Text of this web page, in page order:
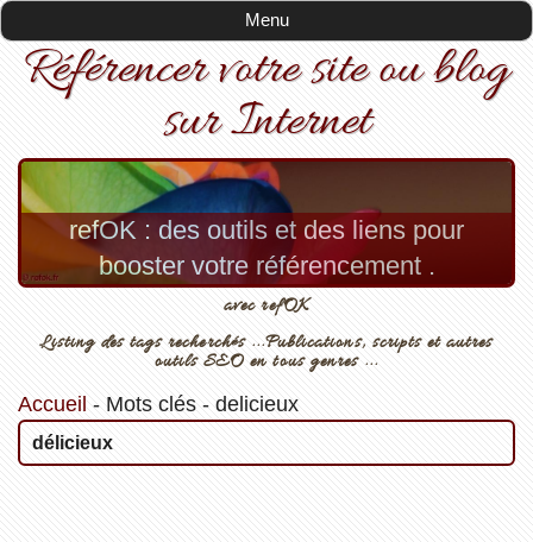
Menu
Référencer votre site ou blog
sur Internet
refOK : des outils et des liens pour
booster votre référencement .
avec refOK
Listing des tags recherchés ...Publications, scripts et autres
outils SEO en tous genres ...
Accueil - Mots clés- delicieux
délicieux